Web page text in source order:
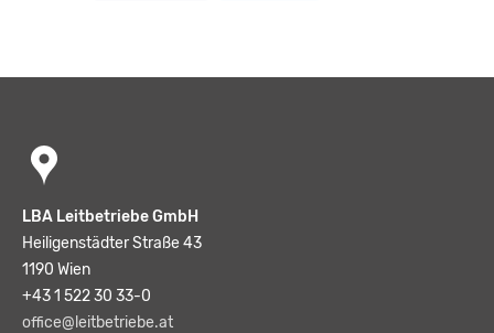
LBA Leitbetriebe GmbH
Heiligenstädter Straße 43
1190 Wien
+43 1 522 30 33-0
office@leitbetriebe.at